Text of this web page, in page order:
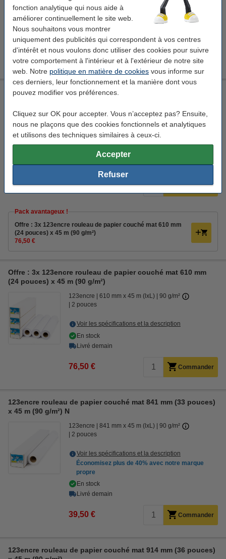
fonction analytique qui nous aide à
améliorer continuellement le site web.
Nous souhaitons vous montrer
uniquement des publicités qui correspondent à vos centres
d'intérêt et nous voulons donc utiliser des cookies pour suivre
votre comportement à l'intérieur et à l'extérieur de notre site
web. Notre politique en matière de cookies vous informe sur
ces derniers, leur fonctionnement et la manière dont vous
pouvez modifier vos préférences.
Cliquez sur OK pour accepter. Vous n’acceptez pas? Ensuite,
nous ne plaçons que des cookies fonctionnels et analytiques
et utilisons des techniques similaires à ceux-ci.
Accepter
Refuser
Voir les spécifications et la description
Livré demain
Commander
123encre rouleau de papier couché mat 610 mm (24 pouces)
123encre 610 mm x 45 m (lxL)
90 g/m²
2 pouces
Voir les spécifications et la description
En stock
Livré demain
26,95 € Commander
Pack avantageux !
Offre : 3x 123encre rouleau de papier couché mat 610 mm
(24 pouces) x 45 m (90 g/m²)
76,50 €
Offre : 3x 123encre rouleau de papier couché mat 610 mm
(24 pouces) x 45 m (90 g/m²)
123encre 610 mm x 45 m (lxL)
90 g/m²
2 pouces
Voir les spécifications et la description
En stock
Livré demain
76,50 € Commander
123encre rouleau de papier couché mat 841 mm (33 pouces)
x 45 m (90 g/m²) N
123encre 841 mm x 45 m (lxL)
90 g/m²
2 pouces
Voir les spécifications et la description
Économisez plus de 40% avec notre marque
propre
En stock
Livré demain
39,50 € Commander
123encre rouleau de papier couché mat 914 mm (36 pouces)